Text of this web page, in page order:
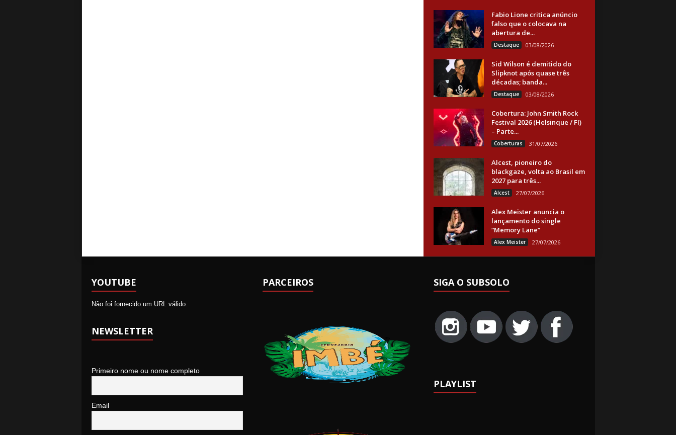
Fabio Lione critica anúncio
falso que o colocava na
abertura de...
Destaque 03/08/2026
Sid Wilson é demitido do
Slipknot após quase três
décadas; banda...
Destaque 03/08/2026
Cobertura: John Smith Rock
Festival 2026 (Helsinque / FI)
– Parte...
Coberturas 31/07/2026
Alcest, pioneiro do
blackgaze, volta ao Brasil em
2027 para três...
Alcest 27/07/2026
Alex Meister anuncia o
lançamento do single
“Memory Lane”
Alex Meister 27/07/2026
YOUTUBE
Não foi fornecido um URL válido.
NEWSLETTER
Primeiro nome ou nome completo
Email
PARCEIROS SIGA O SUBSOLO
PLAYLIST